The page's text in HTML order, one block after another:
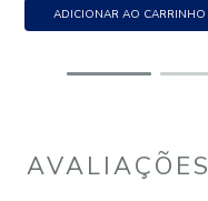
ADICIONAR AO CARRINHO
AVALIAÇÕES